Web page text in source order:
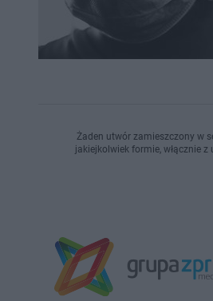
Żaden utwór zamieszczony w
jakiejkolwiek formie, włącznie